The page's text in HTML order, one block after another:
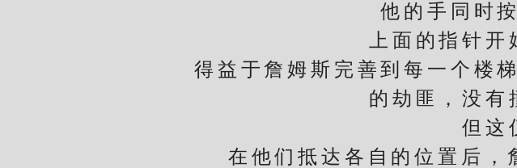
他的手同时按
上面的指针开始
得益于詹姆斯完善到每一个楼梯
的劫匪，没有
但这仅
在他们抵达各自的位置后，